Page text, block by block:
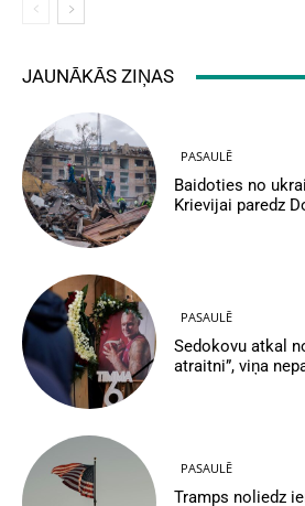
JAUNĀKĀS ZIŅAS
PASAULĒ
Baidoties no
Krievijai paredz
PASAULĒ
Sedokovu atkal
atraitni”, viņa
PASAULĒ
Tramps noliedz